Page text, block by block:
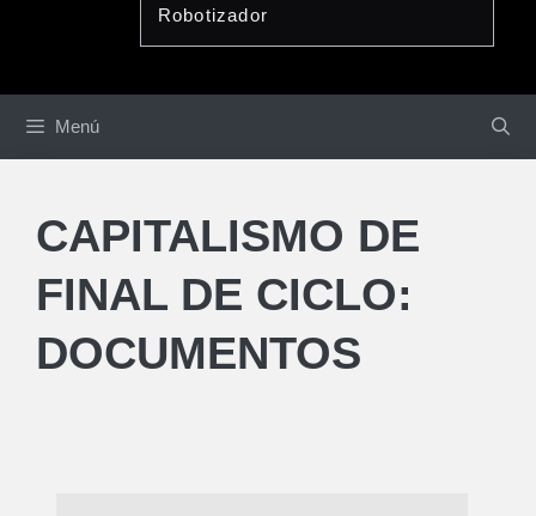
Robotizador
Menú
CAPITALISMO DE
FINAL DE CICLO:
DOCUMENTOS